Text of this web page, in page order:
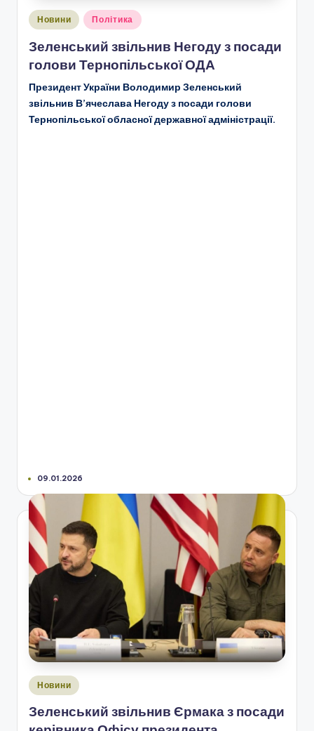
Опубліковано
Новини Політика
Зеленський звільнив Негоду з посади
голови Тернопільської ОДА
Президент України Володимир Зеленський
звільнив В’ячеслава Негоду з посади голови
Тернопільської обласної державної адміністрації.
09.01.2026
Опубліковано
Новини
Зеленський звільнив Єрмака з посади